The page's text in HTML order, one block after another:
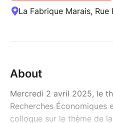
La Fabrique Marais,
About
Mercredi 2 avril 2025, le
Recherches Économiques
colloque sur le thème de